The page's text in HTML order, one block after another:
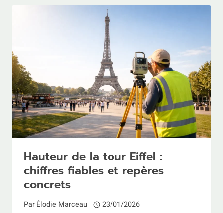
L’ESPRIT
GAUCHE,
SANS
SE
PERDRE
Hauteur de la tour Eiffel :
chiffres fiables et repères
concrets
ParÉlodie Marceau 23/01/2026